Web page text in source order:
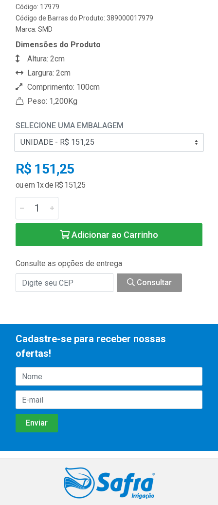
Código: 17979
Código de Barras do Produto: 389000017979
Marca: SMD
Dimensões do Produto
Altura: 2cm
Largura: 2cm
Comprimento: 100cm
Peso: 1,200Kg
SELECIONE UMA EMBALAGEM
R$ 151,25
ou em 1x de R$ 151,25
Adicionar ao Carrinho
Consulte as opções de entrega
Consultar
Cadastre-se para receber nossas
ofertas!